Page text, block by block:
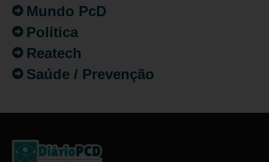
Mundo PcD
Política
Reatech
Saúde / Prevenção